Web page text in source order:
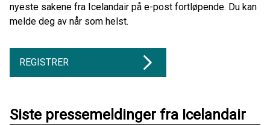
nyeste sakene fra Icelandair på e-post fortløpende. Du kan
melde deg av når som helst.
REGISTRER
Siste pressemeldinger fra Icelandair